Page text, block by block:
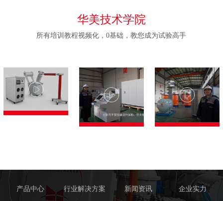
华美技术学院
所有培训教程视频化，0基础，教您成为试验高手
产品中心 行业解决方案 新闻资讯 企业实力